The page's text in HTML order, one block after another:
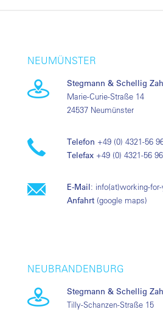
NEUMÜNSTER
Stegmann & Schellig
Marie-Curie-Straße 14
24537 Neumünster
Telefon +49 (0) 4321-56
Telefax +49 (0) 4321-56
E-Mail: info(at)working-
Anfahrt (google maps)
NEUBRANDENBURG
Stegmann & Schellig
Tilly-Schanzen-Straße 15